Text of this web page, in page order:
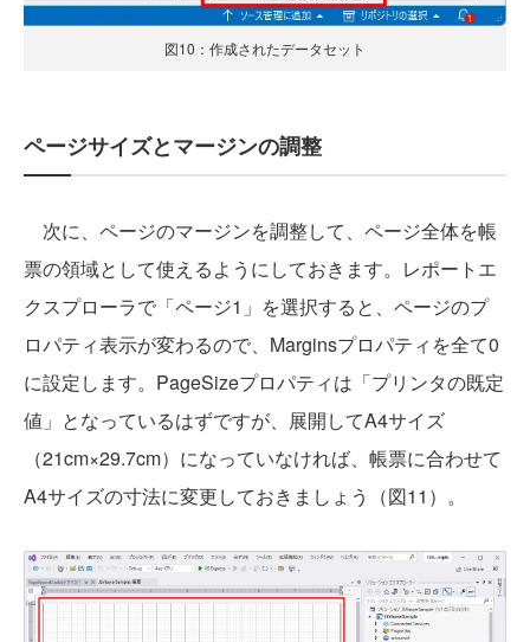
図10：作成されたデータセット
ページサイズとマージンの調整
次に、ページのマージンを調整して、ページ全体を帳
票の領域として使えるようにしておきます。レポートエ
クスプローラで「ページ1」を選択すると、ページのプ
ロパティ表示が変わるので、Marginsプロパティを全て0
に設定します。PageSizeプロパティは「プリンタの既定
値」となっているはずですが、展開してA4サイズ
（21cm×29.7cm）になっていなければ、帳票に合わせて
A4サイズの寸法に変更しておきましょう（図11）。